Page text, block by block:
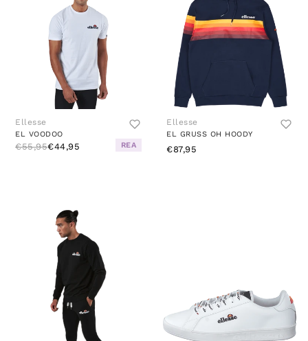
Ellesse
EL VOODOO
€55,95€44,95 REA
Ellesse
EL GRUSS OH HOODY
€87,95